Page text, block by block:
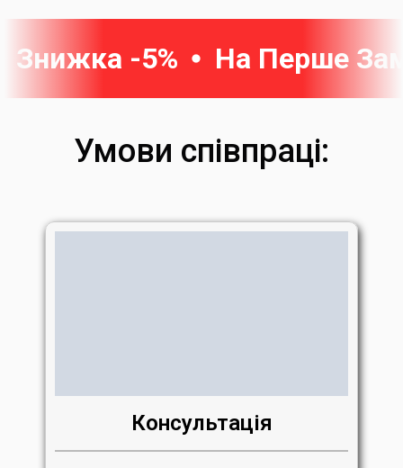
Умови співпраці:
Консультація
Знижка -5% На Перше